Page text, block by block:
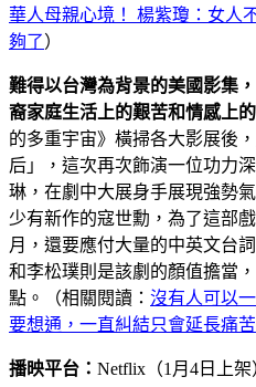
華人母親心境！ 楊紫瓊：女人
夠了）
難得以台灣為背景的美國影集
裔家庭生活上的艱苦和情感上
的多重宇宙》橫掃各大影展後
后」，這次再次飾演一位功力
琳，在劇中大展身手展現強勢
少有新作的寇世勳，為了這部
月，還要應付大量的中英文台
和李松璞則是該劇的顏值擔當
點。（相關閱讀： 沒有人可以
要想通，一直糾結只會延長痛苦
播映平台： Netflix（1月4日上架